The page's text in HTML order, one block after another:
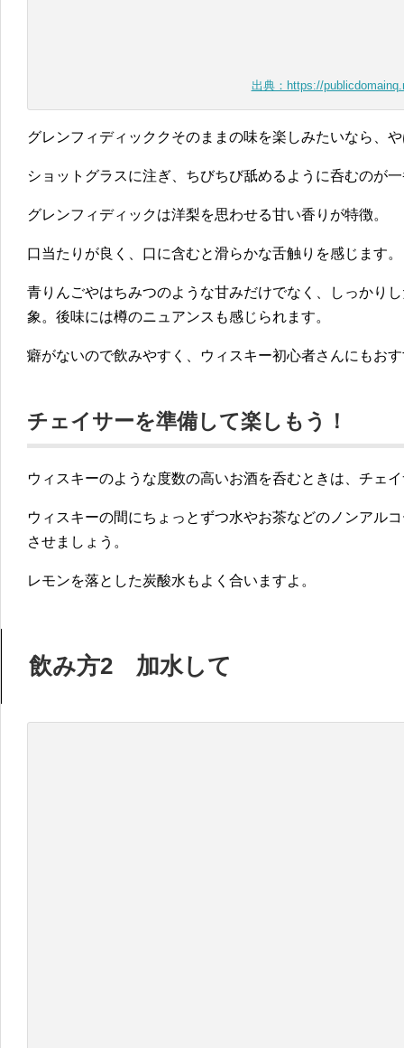
出典：https://
グレンフィディッククそのままの味を楽しみたいなら、
ショットグラスに注ぎ、ちびちび舐めるように呑むのが
グレンフィディックは洋梨を思わせる甘い香りが特徴。
口当たりが良く、口に含むと滑らかな舌触りを感じます。
青りんごやはちみつのような甘みだけでなく、しっかり
象。後味には樽のニュアンスも感じられます。
癖がないので飲みやすく、ウィスキー初心者さんにもお
チェイサーを準備して楽しもう！
ウィスキーのような度数の高いお酒を呑むときは、チェ
ウィスキーの間にちょっとずつ水やお茶などのノンアル
させましょう。
レモンを落とした炭酸水もよく合いますよ。
飲み方2 加水して